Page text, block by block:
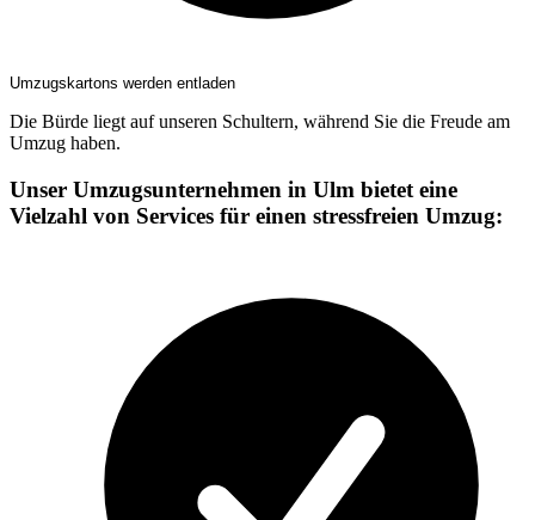
Umzugskartons werden entladen
Die Bürde liegt auf unseren Schultern, während Sie die Freude am
Umzug haben.
Unser Umzugsunternehmen in Ulm bietet eine
Vielzahl von Services für einen stressfreien Umzug: